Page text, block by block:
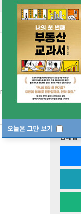
오늘은 그만 보기
Sanctuary
판매중